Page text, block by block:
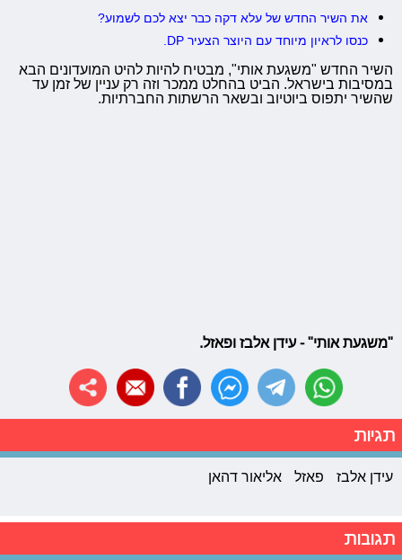
את השיר החדש של עלא דקה כבר יצא לכם לשמוע?
כנסו לראיון מיוחד עם היוצר הצעיר DP.
השיר החדש "משגעת אותי", מבטיח להיות להיט המועדונים הבא
במסיבות בישראל. הביט בהחלט ממכר וזה רק עניין של זמן עד
שהשיר יתפוס ביוטיוב ובשאר הרשתות החברתיות.
"משגעת אותי" - עידן אלבז ופאזל.
תגיות
עידן אלבז פאזל אליאור דהאן
תגובות